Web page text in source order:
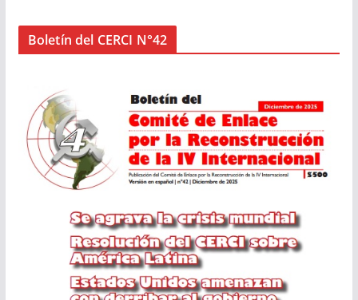
Boletín del CERCI N°42